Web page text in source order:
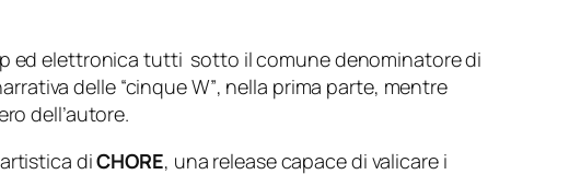
ed elettronica tutti sotto il comune denominatore di
delle “cinque W”, nella prima parte, mentre
dell’autore.
artistica diCHORE, una release capace di valicare i